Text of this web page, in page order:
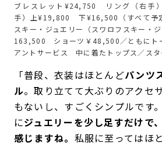
ブレスレット¥24,750 リング（右手
手）上¥19,800 下¥16,500（すべて予
スキー・ジュエリー（スワロフスキー・
163,500 ショーツ￥48,500／ともにト
アントサービス 中に着たトップス／ス
「普段、衣装はほとんどパンツ
ル。取り立てて大ぶりのアクセ
もないし、すごくシンプルです
にジュエリーを少し足すだけで
感じますね。 私服に至ってはほ